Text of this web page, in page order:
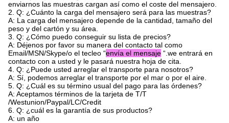
enviarnos las muestras cargan así como el coste del mensajero.
2. Q: ¿Cuánto la carga del mensajero será para las muestras?
A: La carga del mensajero depende de la cantidad, tamaño del
peso y del cartón y su área.
3. Q: ¿Cómo puedo conseguir su lista de precios?
A: Déjenos por favor su manera del contacto tal como
Email/MSN/Skype/o el tecleo “envía el mensaje “.we entrará en
contacto con a usted y le pasará nuestra hoja de cita.
4. Q: ¿Puede usted arreglar el transporte para nosotros?
A: Sí, podemos arreglar el transporte por el mar o por el aire.
5. Q: ¿Cuál es su término usual del pago para las órdenes?
A: Aceptamos términos de la tarjeta de T/T
/Westunion/Paypal/LC/Credit
6. Q: ¿cuál es la garantía de sus productos?
A: un año